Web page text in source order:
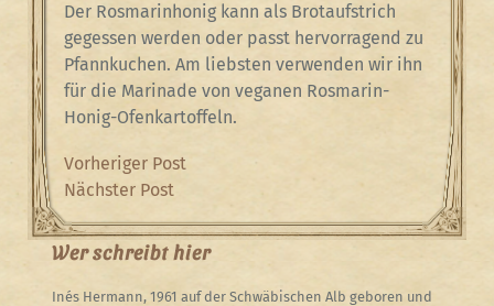
Der Rosmarinhonig kann als Brotaufstrich
gegessen werden oder passt hervorragend zu
Pfannkuchen. Am liebsten verwenden wir ihn
für die Marinade von veganen Rosmarin-
Honig-Ofenkartoffeln.
Beitragsnavigation
Previous
Post
Vorheriger Post
Next
Post
Nächster Post
Wer schreibt hier
Inés Hermann, 1961 auf der Schwäbischen Alb geboren und